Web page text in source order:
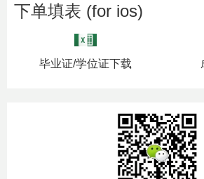
下单填表 (for ios)
毕业证/学位证下载